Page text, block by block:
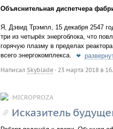
Объяснительная диспетчера
Я, Дэвид Трэмпл, 15 декабря 2547
три из четырёх энергоблока, что
горячую плазму в пределах
всего энергокомплекса.
Написал Skyblade· 23 марта 2018 в
MICROPROZA
Исказитель